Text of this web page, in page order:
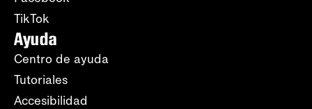
TikTok
Ayuda
Centro de ayuda
Tutoriales
Accesibilidad